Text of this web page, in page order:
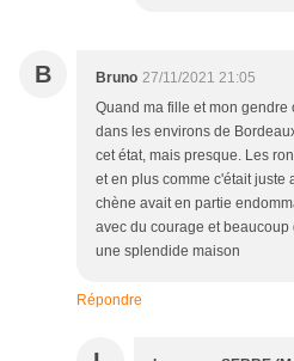
B Bruno 27/11/2021 21:05
Quand ma fille et mon
dans les environs de
cet état, mais presque. Les
et en plus comme c'était juste
chène avait en partie
avec du courage et
une splendide maison
Répondre